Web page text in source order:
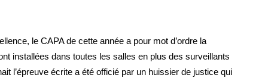
le CAPA de cette année a pour mot d’ordre la
installées dans toutes les salles en plus des surveillants
l’épreuve écrite a été officié par un huissier de justice qui